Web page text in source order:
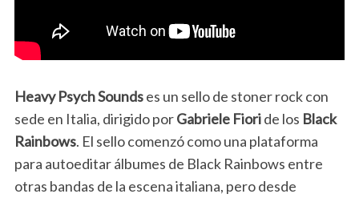
Heavy Psych Soundses un sello de stoner rock con
sede en Italia, dirigido porGabriele Fioride los Black
Rainbows. El sello comenzó como una plataforma
para autoeditar álbumes de Black Rainbows entre
otras bandas de la escena italiana, pero desde